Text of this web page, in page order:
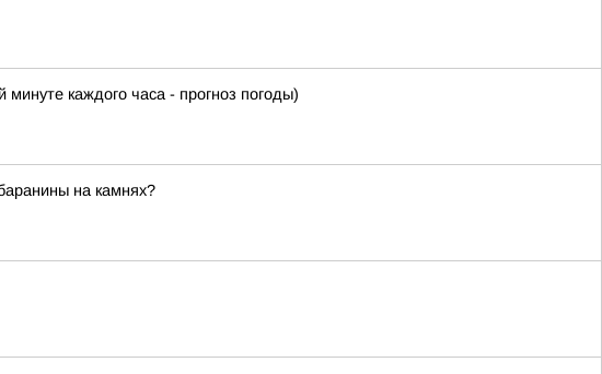
каждого часа - прогноз погоды)
на камнях?